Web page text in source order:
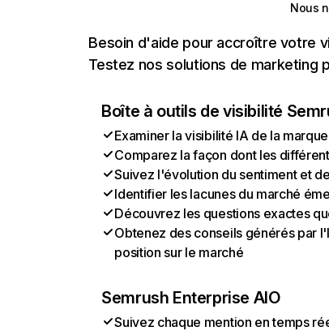
Nous
Besoin d'aide pour accroître votre
Testez nos solutions de marketing
Boîte à outils de visibilité
Examiner la visibilité IA de la marque
Comparez la façon dont les
Suivez l'évolution du sentiment et
Identifier les lacunes du marché
Découvrez les questions exactes
Obtenez des conseils générés par
position sur le marché
Semrush Enterprise AIO
Suivez chaque mention en temps